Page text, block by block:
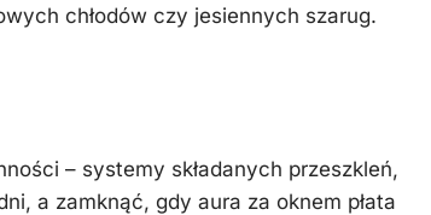
chłodów czy jesiennych szarug.
– systemy składanych przeszkleń,
a zamknąć, gdy aura za oknem płata